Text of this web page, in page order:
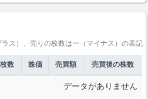
ス）、売りの枚数はー（マイナス）の表記
数 株価 売買額 売買後の株数
データがありません